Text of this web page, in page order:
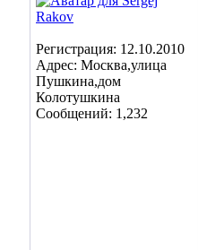
Регистрация: 12.10.2010
Адрес: Москва,улица
Пушкина,дом
Колотушкина
Сообщений: 1,232